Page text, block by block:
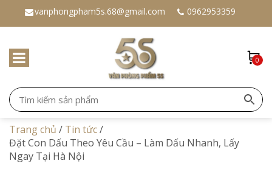
vanphongpham5s.68@gmail.com 0962953359
0
Trang chủ / Tin tức/
Đặt Con Dấu Theo Yêu Cầu – Làm Dấu Nhanh, Lấy
Ngay Tại Hà Nội